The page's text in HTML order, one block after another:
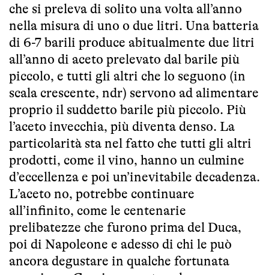
che si preleva di solito una volta all’anno
nella misura di uno o due litri. Una batteria
di 6-7 barili produce abitualmente due litri
all’anno di aceto prelevato dal barile più
piccolo, e tutti gli altri che lo seguono (in
scala crescente, ndr) servono ad alimentare
proprio il suddetto barile più piccolo. Più
l’aceto invecchia, più diventa denso. La
particolarità sta nel fatto che tutti gli altri
prodotti, come il vino, hanno un culmine
d’eccellenza e poi un’inevitabile decadenza.
L’aceto no, potrebbe continuare
all’infinito, come le centenarie
prelibatezze che furono prima del Duca,
poi di Napoleone e adesso di chi le può
ancora degustare in qualche fortunata